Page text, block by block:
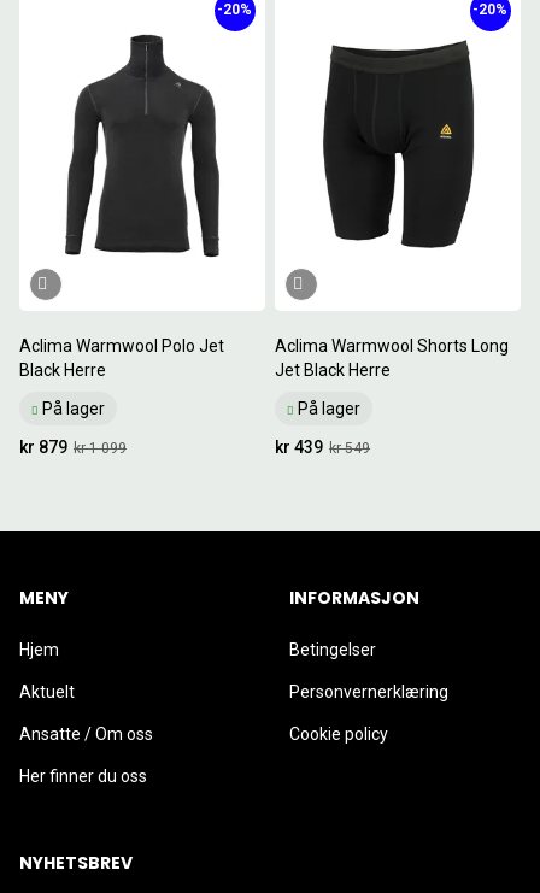
Aclima Warmwool Polo Jet
Black Herre
På lager
-20%
kr 1 099
kr 879
Aclima Warmwool Shorts Long
Jet Black Herre
På lager
-20%
kr 549
kr 439
MENY
Hjem
Aktuelt
Ansatte / Om oss
Her finner du oss
INFORMASJON
Betingelser
Personvernerklæring
Cookie policy
NYHETSBREV